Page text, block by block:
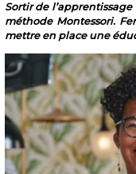
Sortir de
méthode Montessori.
mettre en place une